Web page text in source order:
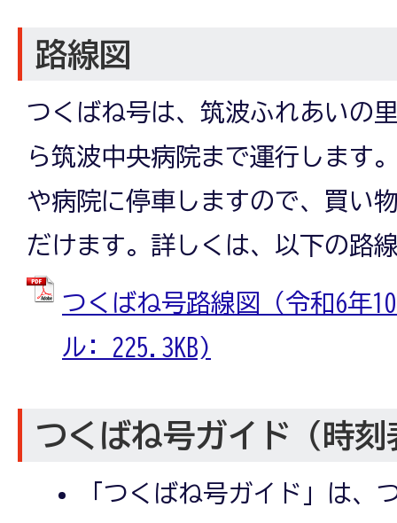
路線図
つくばね号は、筑波ふれあいの
ら筑波中央病院まで運行します
や病院に停車しますので、買い
だけます。詳しくは、以下の路
つくばね号路線図（令和6年
ル: 225.3KB)
つくばね号ガイド（時刻
「つくばね号ガイド」は、